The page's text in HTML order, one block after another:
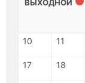
ВЫХОДНОЙ
10 11
17 18